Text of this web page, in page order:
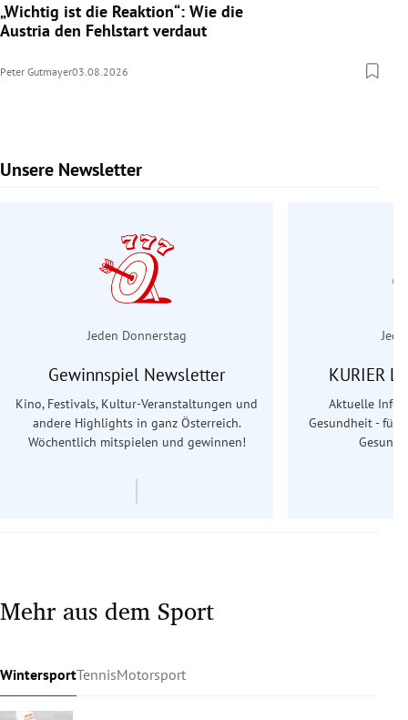
„Wichtig ist die Reaktion“: Wie die
Austria den Fehlstart verdaut
Peter Gutmayer03.08.2026
Unsere Newsletter
Slide 1 von 7
Jeden Donnerstag
Gewinnspiel Newsletter
Kino, Festivals, Kultur-Veranstaltungen und
andere Highlights in ganz Österreich.
Wöchentlich mitspielen und gewinnen!
KURIER
Aktuelle
Gesundheit - für
Mehr aus dem Sport
WintersportTennisMotorsport